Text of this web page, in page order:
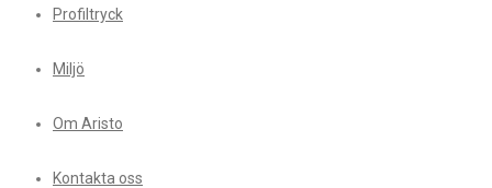
Profiltryck
Miljö
Om Aristo
Kontakta oss